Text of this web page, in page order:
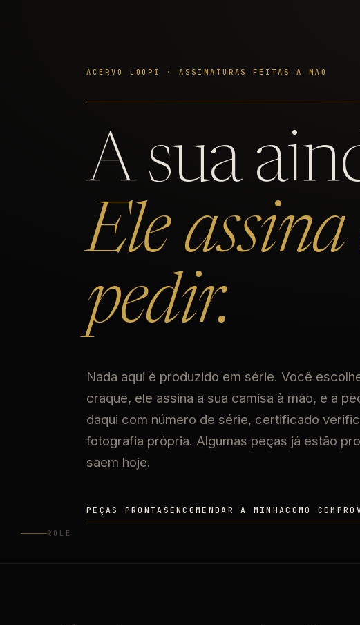
ACERVO LOOPI · ASSINATURAS FEITAS À MÃO
A sua
Ele assina
pedir.
Nada aqui é produzido em série. Você
craque, ele assina a sua camisa à mão, e a
daqui com número de série, certificado
fotografia própria. Algumas peças já estão
saem hoje.
PEÇAS PRONTAS ENCOMENDAR A MINHACOMO
ROLE